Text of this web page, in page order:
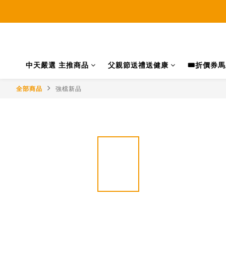
中天嚴選 主推商品 父親節送禮送健康 🎟️折價券
全部商品 強檔新品